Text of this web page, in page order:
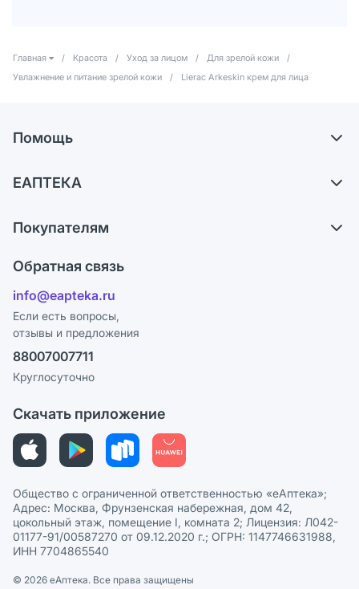
Главная / Красота / Уход за лицом / Для зрелой кожи
/
Увлажнение и питание зрелой кожи
/ Lierac Arkeskin крем для лица
Помощь
Самовывоз из аптек
Ответы на вопросы
Блог
ЕАПТЕКА
Карьера
Поставщики
Лицензия
Реклама на сайте
Ваши товары на ЕАПТЕКЕ
Покупателям
Программа СберСпасибо
Политика конфиденциальности
Пользовательское соглашение
Политика рекомендаций
Этика и соответствие
Политика в отношении обработки персональных данных
Обратная связь
info@eapteka.ru
Если есть вопросы,
отзывы и предложения
88007007711
Круглосуточно
Скачать приложение
Общество с ограниченной ответственностью «еАптека»;
Адрес: Москва, Фрунзенская набережная, дом 42,
цокольный этаж, помещение I, комната 2; Лицензия: Л042-
01177-91/00587270 от 09.12.2020 г.; ОГРН: 1147746631988,
ИНН 7704865540
© 2026 eАптека. Все права защищены